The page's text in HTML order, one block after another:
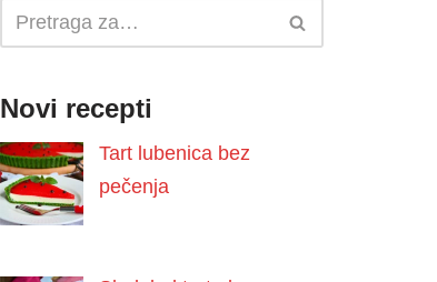
Novi recepti
Tart lubenica bez
pečenja